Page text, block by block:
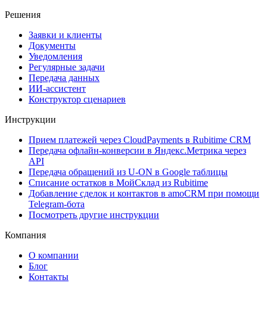
Решения
Заявки и клиенты
Документы
Уведомления
Регулярные задачи
Передача данных
ИИ-ассистент
Конструктор сценариев
Инструкции
Прием платежей через CloudPayments в Rubitime CRM
Передача офлайн-конверсии в Яндекс.Метрика через
API
Передача обращений из U-ON в Google таблицы
Списание остатков в МойСклад из Rubitime
Добавление сделок и контактов в amoCRM при помощи
Telegram-бота
Посмотреть другие инструкции
Компания
О компании
Блог
Контакты